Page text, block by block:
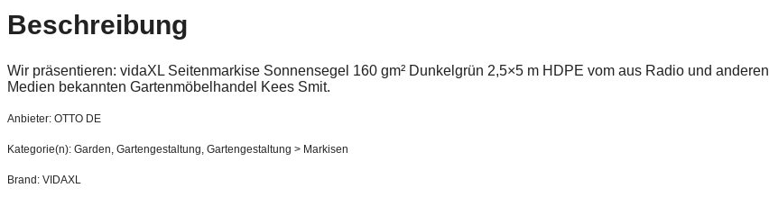
Beschreibung
Wir präsentieren: vidaXL Seitenmarkise Sonnensegel 160 gm² Dunkelgrün 2,5×5 m HDPE vom aus Radio und anderen
Medien bekannten Gartenmöbelhandel Kees Smit.
Anbieter: OTTO DE
Kategorie(n): Garden, Gartengestaltung, Gartengestaltung > Markisen
Brand: VIDAXL